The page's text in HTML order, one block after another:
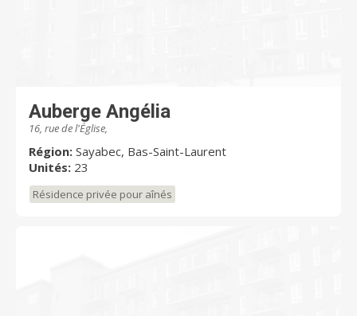
Auberge Angélia
16, rue de l'Église,
Région: Sayabec, Bas-Saint-Laurent
Unités: 23
Résidence privée pour aînés